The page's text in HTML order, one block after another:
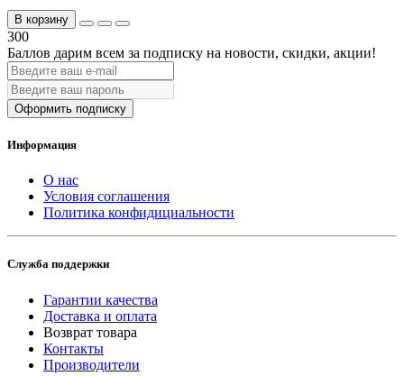
В корзину
300
Баллов дарим всем за подписку на новости, скидки, акции!
Оформить подписку
Информация
О нас
Условия соглашения
Политика конфидициальности
Служба поддержки
Гарантии качества
Доставка и оплата
Возврат товара
Контакты
Производители